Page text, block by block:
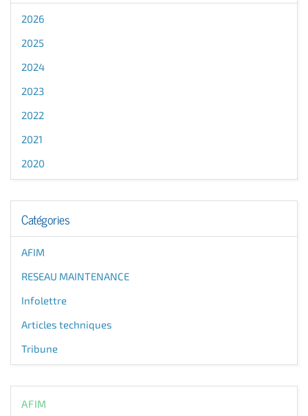
2026
2025
2024
2023
2022
2021
2020
Catégories
AFIM
RESEAU MAINTENANCE
Infolettre
Articles techniques
Tribune
AFIM